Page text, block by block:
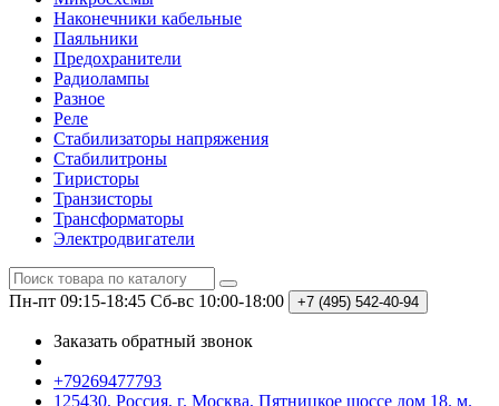
Наконечники кабельные
Паяльники
Предохранители
Радиолампы
Разное
Реле
Стабилизаторы напряжения
Стабилитроны
Тиристоры
Транзисторы
Трансформаторы
Электродвигатели
Пн-пт 09:15-18:45 Сб-вс 10:00-18:00 +7 (495) 542-40-94
Заказать обратный звонок
+79269477793
125430, Россия, г. Москва, Пятницкое шоссе дом 18. м.